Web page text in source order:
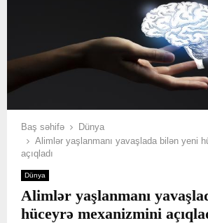
Baş səhifə
Dünya
Alimlər yaşlanmanı yavaşlada bilən yeni
açıqladı
Dünya
Alimlər yaşlanmanı
hüceyrə mexanizmini